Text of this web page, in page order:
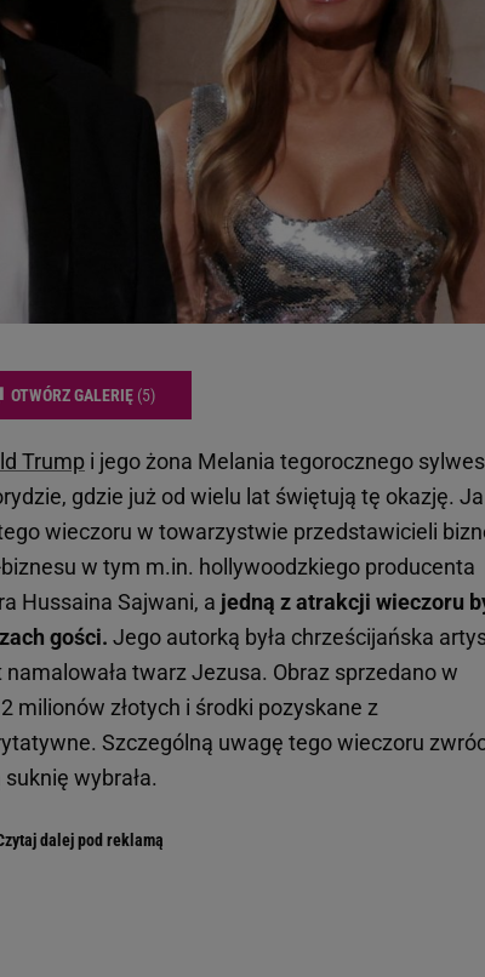
OTWÓRZ GALERIĘ (5)
Trump i jego żona Melania tegorocznego
gdzie już od wielu lat świętują tę okazję.
wieczoru w towarzystwie przedstawicieli
w tym m.in. hollywoodzkiego producenta
Hussaina Sajwani, a jedną z atrakcji wieczoru
gości. Jego autorką była chrześcijańska
twarz Jezusa. Obraz sprzedano w
milionów złotych i środki pozyskane z
Szczególną uwagę tego wieczoru
wybrała.